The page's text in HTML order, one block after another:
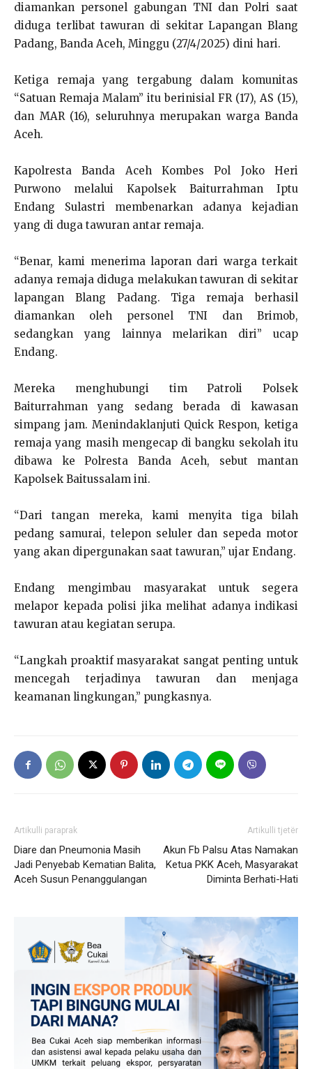
diamankan personel gabungan TNI dan Polri saat
diduga terlibat tawuran di sekitar Lapangan Blang
Padang, Banda Aceh, Minggu (27/4/2025) dini hari.
Ketiga remaja yang tergabung dalam komunitas
“Satuan Remaja Malam” itu berinisial FR (17), AS (15),
dan MAR (16), seluruhnya merupakan warga Banda
Aceh.
Kapolresta Banda Aceh Kombes Pol Joko Heri
Purwono melalui Kapolsek Baiturrahman Iptu
Endang Sulastri membenarkan adanya kejadian
yang di duga tawuran antar remaja.
“Benar, kami menerima laporan dari warga terkait
adanya remaja diduga melakukan tawuran di sekitar
lapangan Blang Padang. Tiga remaja berhasil
diamankan oleh personel TNI dan Brimob,
sedangkan yang lainnya melarikan diri” ucap
Endang.
Mereka menghubungi tim Patroli Polsek
Baiturrahman yang sedang berada di kawasan
simpang jam. Menindaklanjuti Quick Respon, ketiga
remaja yang masih mengecap di bangku sekolah itu
dibawa ke Polresta Banda Aceh, sebut mantan
Kapolsek Baitussalam ini.
“Dari tangan mereka, kami menyita tiga bilah
pedang samurai, telepon seluler dan sepeda motor
yang akan dipergunakan saat tawuran,” ujar Endang.
Endang mengimbau masyarakat untuk segera
melapor kepada polisi jika melihat adanya indikasi
tawuran atau kegiatan serupa.
“Langkah proaktif masyarakat sangat penting untuk
mencegah terjadinya tawuran dan menjaga
keamanan lingkungan,” pungkasnya.
Artikulli paraprak
Diare dan Pneumonia Masih
Jadi Penyebab Kematian Balita,
Aceh Susun Penanggulangan
Artikulli tjetër
Akun Fb Palsu Atas Namakan
Ketua PKK Aceh, Masyarakat
Diminta Berhati-Hati